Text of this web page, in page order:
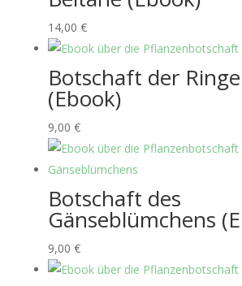
14,00 €
Botschaft der
(Ebook)
9,00 €
Botschaft des
Gänseblümchens
9,00 €